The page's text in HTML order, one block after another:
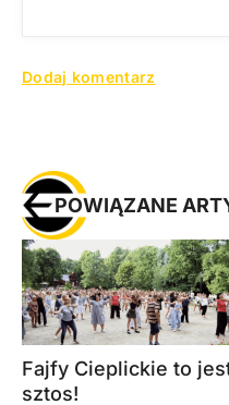
POWIĄZANE
Fajfy Cieplickie to
sztos!